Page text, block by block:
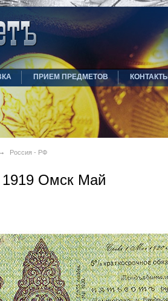
ПРИЕМ ПРЕДМЕТОВ КОНТАКТЫ
Россия - РФ
1919 Омск Май